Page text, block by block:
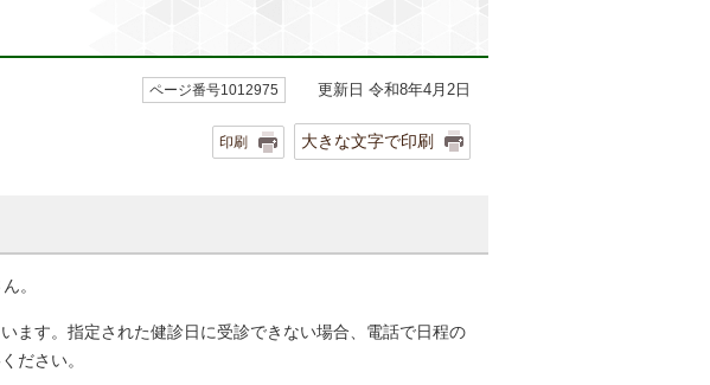
ページ番号1012975 更新日 令和8年4月2日
印刷 大きな文字で印刷
。
ます。指定された健診日に受診できない場合、電話で日程の
ださい。